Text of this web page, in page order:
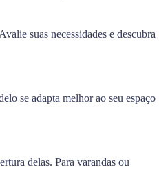
suas necessidades e descubra
se adapta melhor ao seu espaço
delas. Para varandas ou